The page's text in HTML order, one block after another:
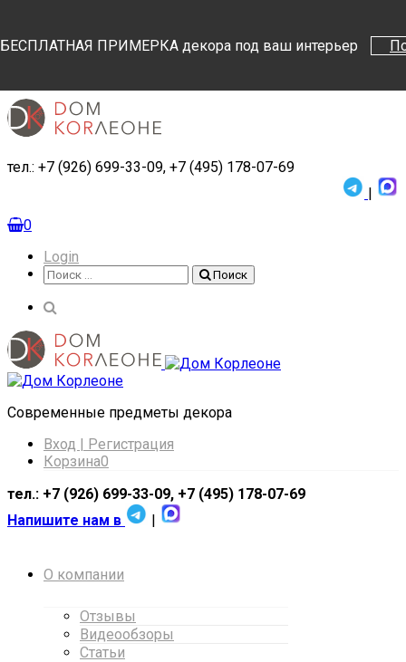
БЕСПЛАТНАЯ ПРИМЕРКА декора под ваш интерьер
тел.: +7 (926) 699-33-09, +7 (495) 178-07-69
|
0
Login
Поиск
Поиск
Cовременные предметы декора
Вход | Регистрация
Корзина0
тел.: +7 (926) 699-33-09, +7 (495) 178-07-69
Напишите нам в
|
О компании
Отзывы
Видеообзоры
Статьи